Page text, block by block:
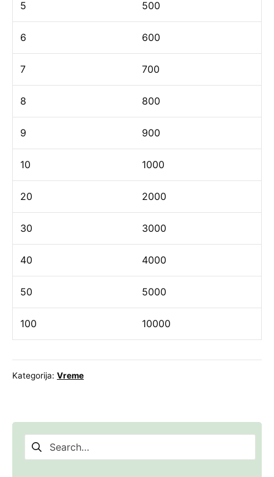
5 500
6 600
7 700
8 800
9 900
10 1000
20 2000
30 3000
40 4000
50 5000
100 10000
Kategorija: Vreme
Pretraga
za: